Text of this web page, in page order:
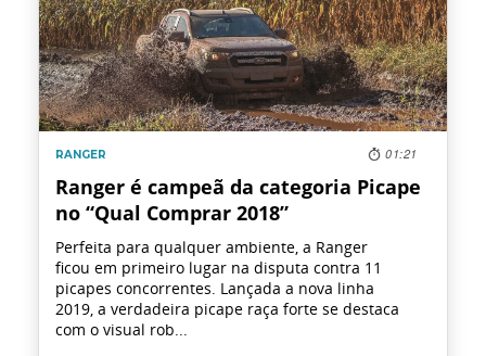
Ação Social
Volvo
Tendência
Frota
Eletrificação
Autorizo o
Grupo Dimas a armazenar meus dados pessoais para
enviar campanhas de marketing e informações sobre a
empresa nos canais: Telefone, Email e SMS.
RANGER
Ranger é campeã da categoria Picape
no “Qual Comprar 2018”
Perfeita para qualquer ambiente, a Ranger
ficou em primeiro lugar na disputa contra 11
picapes concorrentes. Lançada a nova linha
2019, a verdadeira picape raça forte se destaca
com o visual rob...
01:21